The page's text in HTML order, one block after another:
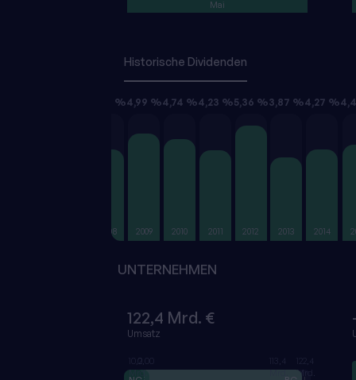
Mai
Historische Dividenden
4,26 %
2008
4,99 %
2009
4,74 %
2010
4,23 %
2011
5,36 %
2012
3,87 %
2013
4,27 %
2014
UNTERNEHMEN
122,4 Mrd. €
Umsatz
10,2
Mrd.
0,00
113,4
Mrd.
122,4
Mrd.